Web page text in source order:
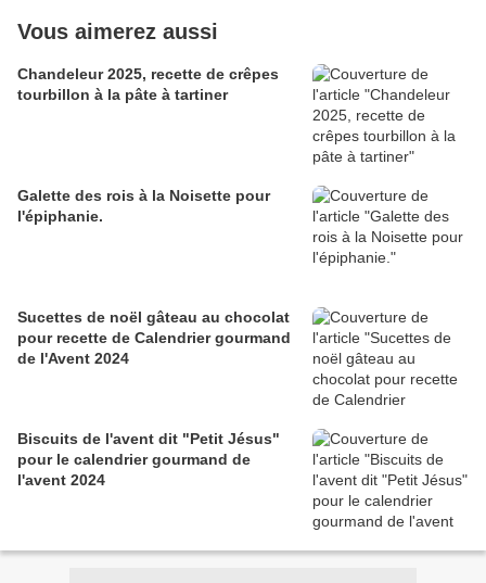
Vous aimerez aussi
Chandeleur 2025, recette de crêpes
tourbillon à la pâte à tartiner
Galette des rois à la Noisette pour
l'épiphanie.
Sucettes de noël gâteau au chocolat
pour recette de Calendrier gourmand
de l'Avent 2024
Biscuits de l'avent dit "Petit Jésus"
pour le calendrier gourmand de
l'avent 2024